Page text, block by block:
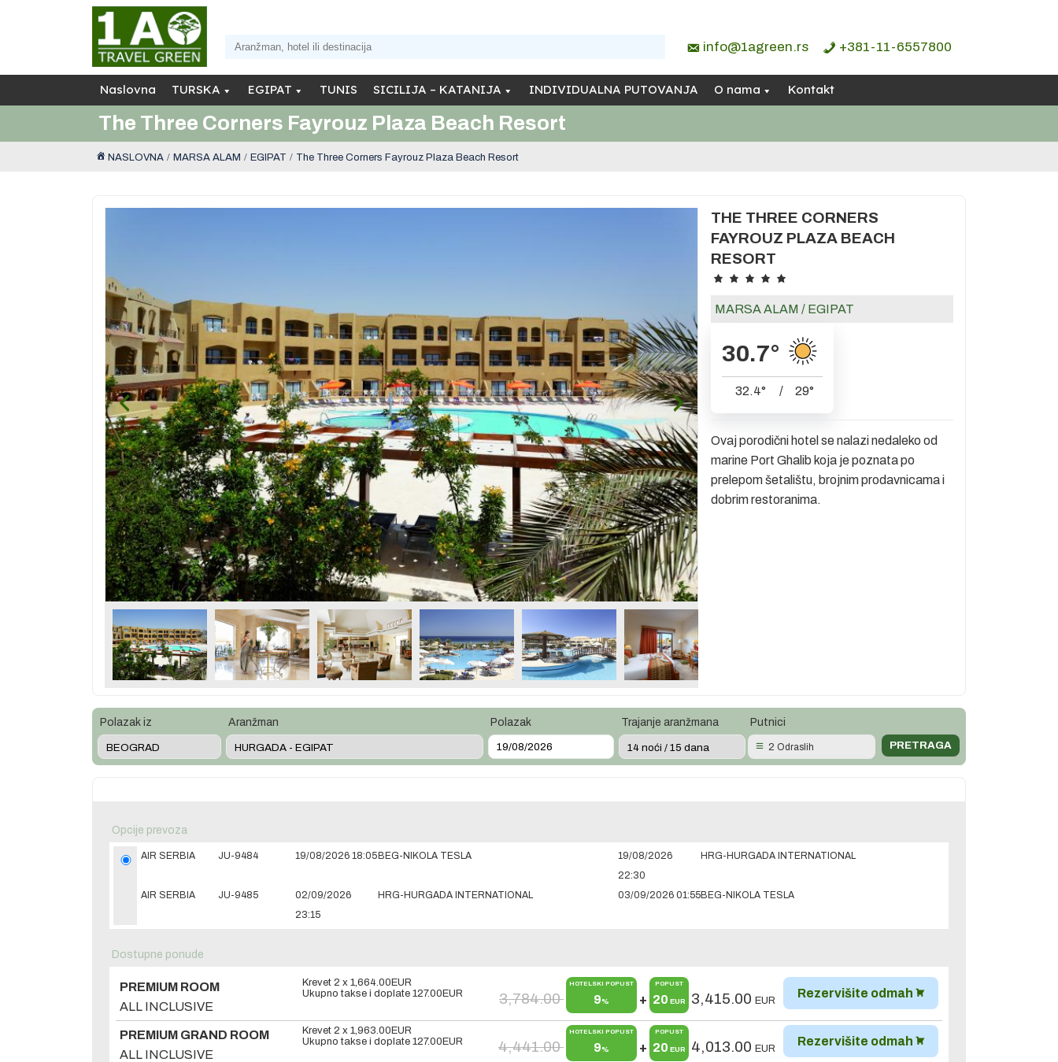
info@1agreen.rs +381-11-6557800
Naslovna TURSKA EGIPAT TUNIS SICILIJA – KATANIJA INDIVIDUALNA PUTOVANJA O nama Kontakt
The Three Corners Fayrouz Plaza Beach Resort
NASLOVNA MARSA ALAM EGIPAT The Three Corners Fayrouz Plaza Beach Resort
THE THREE CORNERS
FAYROUZ PLAZA BEACH
RESORT
MARSA ALAM / EGIPAT
30.7°
32.4° / 29°
Ovaj porodični hotel se nalazi nedaleko od
marine Port Ghalib koja je poznata po
prelepom šetalištu, brojnim prodavnicama i
dobrim restoranima.
Polazak iz Aranžman Polazak Trajanje aranžmana Putnici
2 Odraslih
Opcije prevoza
AIR SERBIA JU-9484 19/08/2026 18:05 BEG-NIKOLA TESLA
19/08/2026
22:30
HRG-HURGADA INTERNATIONAL
AIR SERBIA JU-9485
02/09/2026
23:15
HRG-HURGADA INTERNATIONAL 03/09/2026 01:55BEG-NIKOLA TESLA
Dostupne ponude
PREMIUM ROOM
ALL INCLUSIVE
Krevet 2 x 1,664.00 EUR
Ukupno takse i doplate 127.00 EUR 3,784.00
HOTELSKI POPUST
9% +
POPUST
20 EUR 3,415.00 EUR
Rezervišite odmah
PREMIUM GRAND ROOM
ALL INCLUSIVE
Krevet 2 x 1,963.00 EUR
Ukupno takse i doplate 127.00 EUR 4,441.00
HOTELSKI POPUST
9% +
POPUST
20 EUR 4,013.00 EUR
Rezervišite odmah